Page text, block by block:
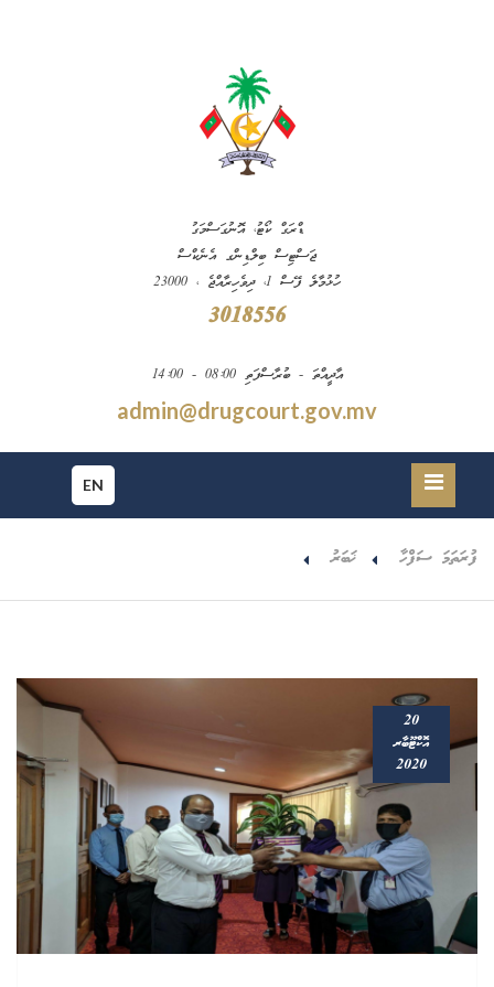
ޑްރަގް ކޯޓު، އޮނުގަސްމަގު
ޖަސްޓިސް ބިލްޑިންގ އެނެކްސް
ހުޅުމާލެ ފޭސް 1، ދިވެހިރާއްޖެ ، 23000
3018556
އާދީއްތަ - ބުރާސްފަތި 08:00 - 14:00
admin@drugcourt.gov.mv
EN
ފުރަތަމަ ސަފްހާ ޚަބަރު
20
އޮކްޓޫބާރ
2020